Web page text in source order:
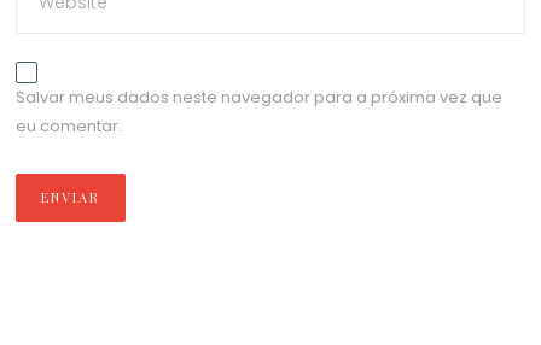
Salvar meus dados neste navegador para a próxima vez que
eu comentar.